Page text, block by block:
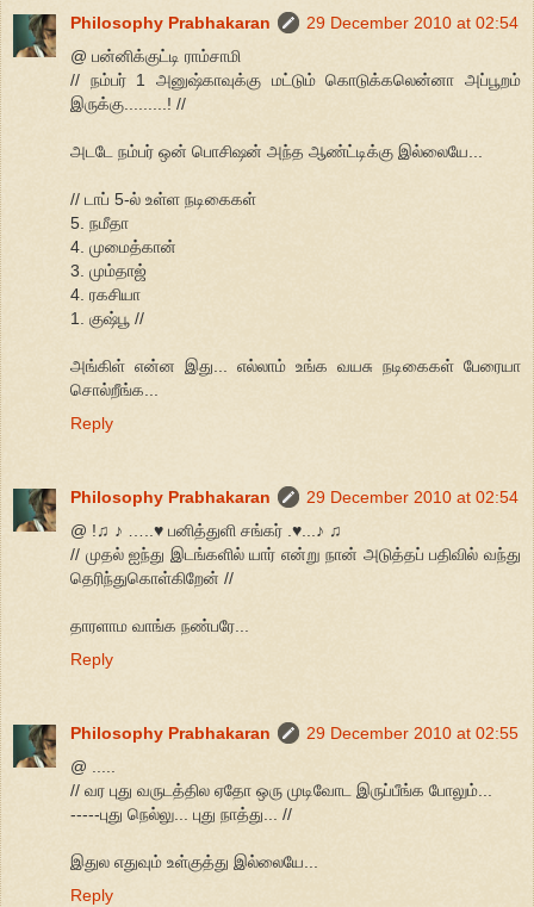
Philosophy Prabhakaran
29 December 2010 at 02:54
@ பன்னிக்குட்டி ராம்சாமி
// நம்பர் 1 அனுஷ்காவுக்கு மட்டும் கொடுக்கலென்னா அப்பூறம்
இருக்கு.........! //
அடடே நம்பர் ஒன் பொசிஷன் அந்த ஆண்ட்டிக்கு இல்லையே...
// டாப் 5-ல் உள்ள நடிகைகள்
5. நமீதா
4. முமைத்கான்
3. மும்தாஜ்
4. ரகசியா
1. குஷ்பூ //
அங்கிள் என்ன இது... எல்லாம் உங்க வயசு நடிகைகள் பேரையா
சொல்றீங்க...
Reply
Philosophy Prabhakaran
29 December 2010 at 02:54
@ !♫ ♪ …..♥ பனித்துளி சங்கர் .♥...♪ ♫
// முதல் ஐந்து இடங்களில் யார் என்று நான் அடுத்தப் பதிவில் வந்து
தெரிந்துகொள்கிறேன் //
தாரளாம வாங்க நண்பரே...
Reply
Philosophy Prabhakaran
29 December 2010 at 02:55
@ .....
// வர புது வருடத்தில ஏதோ ஒரு முடிவோட இருப்பீங்க போலும்...
-----புது நெல்லு... புது நாத்து... //
இதுல எதுவும் உள்குத்து இல்லையே...
Reply